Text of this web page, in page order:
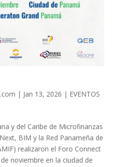
| Jan 13, 2026 | EVENTOS
y del Caribe de Microfinanzas
BIM y la Red Panameña de
realizaron el Foro Connect
noviembre en la ciudad de